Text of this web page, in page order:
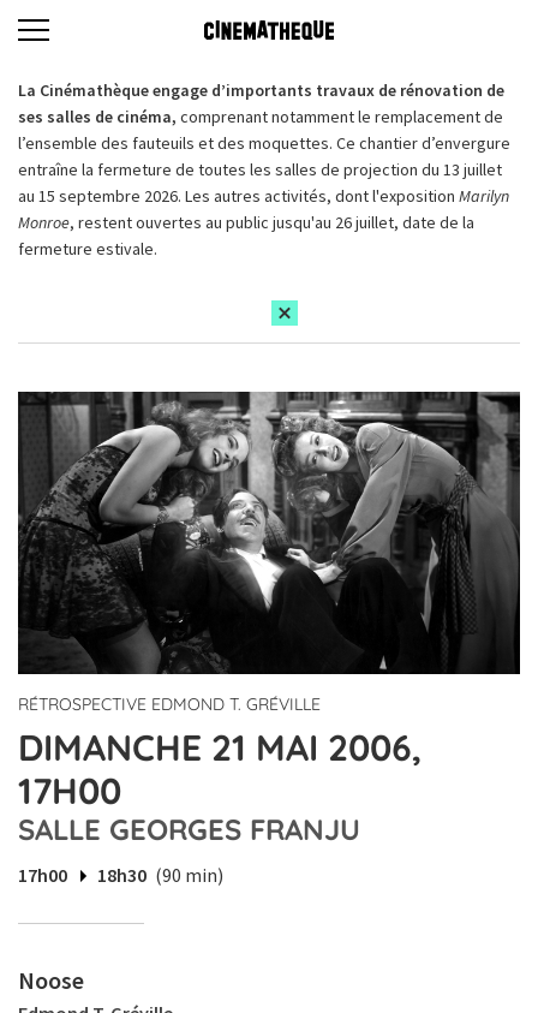
La Cinémathèque engage d’importants travaux de rénovation de
ses salles de cinéma, comprenant notamment le remplacement de
l’ensemble des fauteuils et des moquettes. Ce chantier d’envergure
entraîne la fermeture de toutes les salles de projection du 13 juillet
au 15 septembre 2026. Les autres activités, dont l'exposition Marilyn
Monroe, restent ouvertes au public jusqu'au 26 juillet, date de la
fermeture estivale.
RÉTROSPECTIVE EDMOND T. GRÉVILLE
DIMANCHE 21 MAI 2006,
17H00
SALLE GEORGES FRANJU
17h00 18h30 (90 min)
Noose